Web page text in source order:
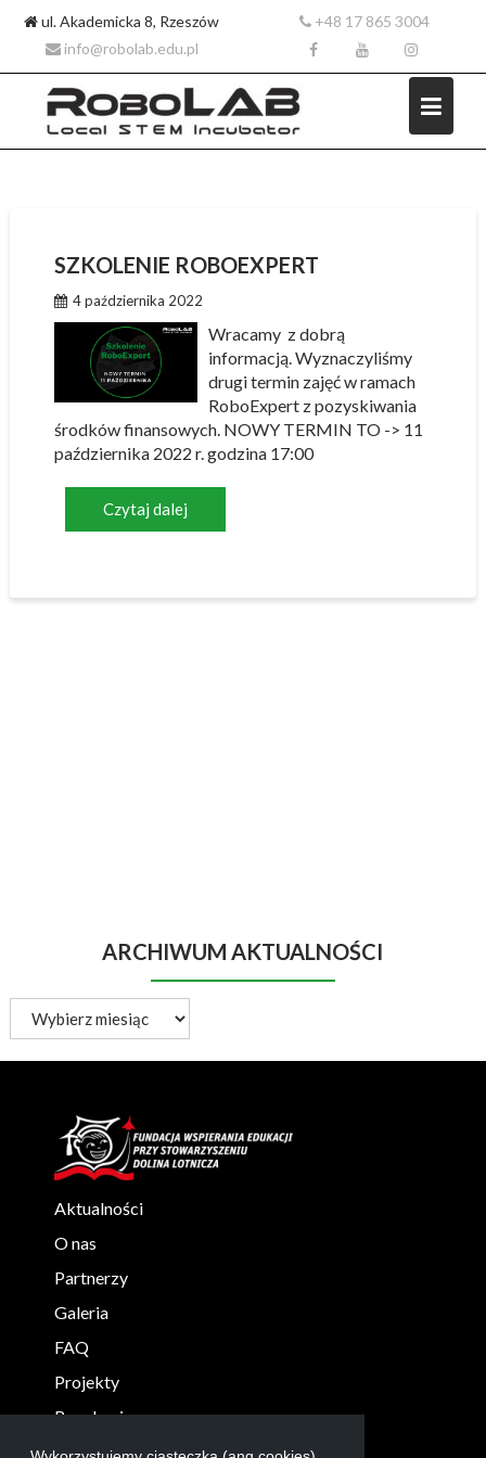
content
ul. Akademicka 8, Rzeszów
+48 17 865 3004
info@robolab.edu.pl
SZKOLENIE ROBOEXPERT
4 października 2022
Wracamy z dobrą
informacją. Wyznaczyliśmy
drugi termin zajęć w ramach
RoboExpert z pozyskiwania
środków finansowych. NOWY TERMIN TO -> 11
października 2022 r. godzina 17:00
Czytaj dalej
ARCHIWUM AKTUALNOŚCI
Archiwum
aktualności
Aktualności
O nas
Partnerzy
Galeria
FAQ
Projekty
Regulaminy